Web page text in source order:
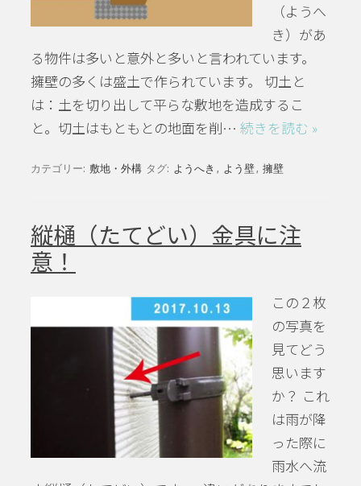
（ようへ
き）があ
る物件は多いと意外と多いと言われています。
擁壁の多くは盛土で作られています。 切土と
は：土を切り出して平らな敷地を造成するこ
と。切土はもともとの地面を削… 続きを読む »
カテゴリー: 敷地・外構 タグ: ようへき , よう壁, 擁壁
縦樋（たてどい）金具に注
意！
この２枚
の写真を
見てどう
思います
か？ これ
は雨が降
った際に
雨水へ流